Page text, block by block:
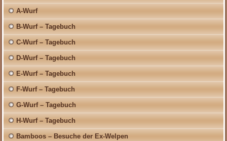
A-Wurf
B-Wurf – Tagebuch
C-Wurf – Tagebuch
D-Wurf – Tagebuch
E-Wurf – Tagebuch
F-Wurf – Tagebuch
G-Wurf – Tagebuch
H-Wurf – Tagebuch
Bamboos – Besuche der Ex-Welpen